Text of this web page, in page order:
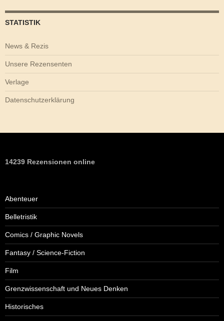
STATISTIK
News & Rezis
Unsere Rezensenten
Verlage
Datenschutzerklärung
14239 Rezensionen online
Abenteuer
Belletristik
Comics / Graphic Novels
Fantasy / Science-Fiction
Film
Grenzwissenschaft und Neues Denken
Historisches